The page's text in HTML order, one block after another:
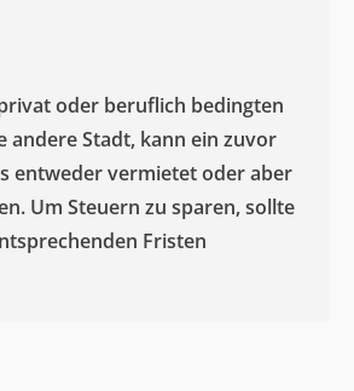
oder beruflich bedingten
andere Stadt, kann ein zuvor
entweder vermietet oder aber
Um Steuern zu sparen, sollte
Fristen